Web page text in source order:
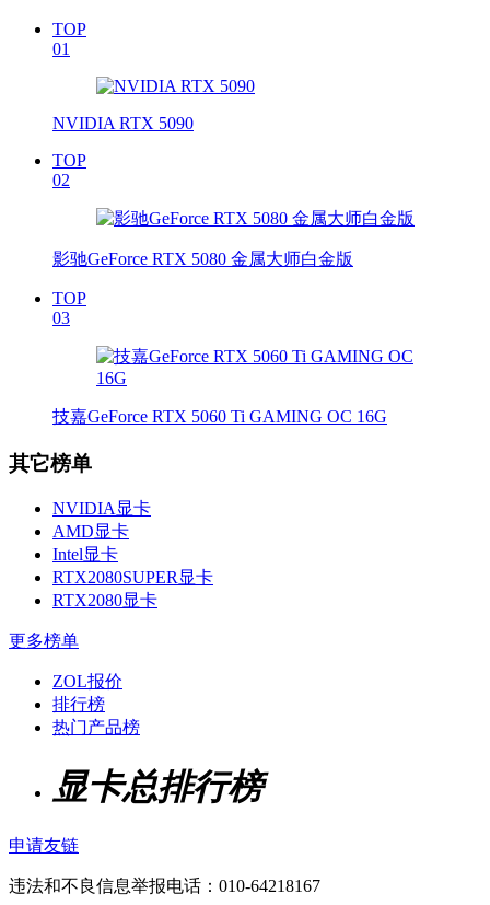
TOP
01
NVIDIA RTX 5090
TOP
02
影驰GeForce RTX 5080 金属大师白金版
TOP
03
技嘉GeForce RTX 5060 Ti GAMING OC 16G
其它榜单
NVIDIA显卡
AMD显卡
Intel显卡
RTX2080SUPER显卡
RTX2080显卡
更多榜单
ZOL报价
排行榜
热门产品榜
显卡总排行榜
申请友链
违法和不良信息举报电话：010-64218167